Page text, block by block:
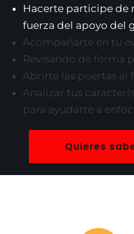
Hacerte participe de
fuerza del apoyo del
Acompañarte en tu
Revisando de forma
Abrirte las puertas al
Analizar tus
para ayudarte a
Quieres